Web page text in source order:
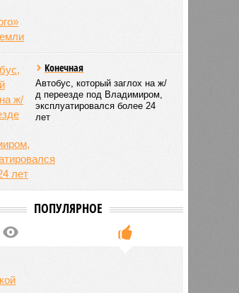
Конечная
Автобус, который заглох на ж/
д переезде под Владимиром,
эксплуатировался более 24
лет
ПОПУЛЯРНОЕ